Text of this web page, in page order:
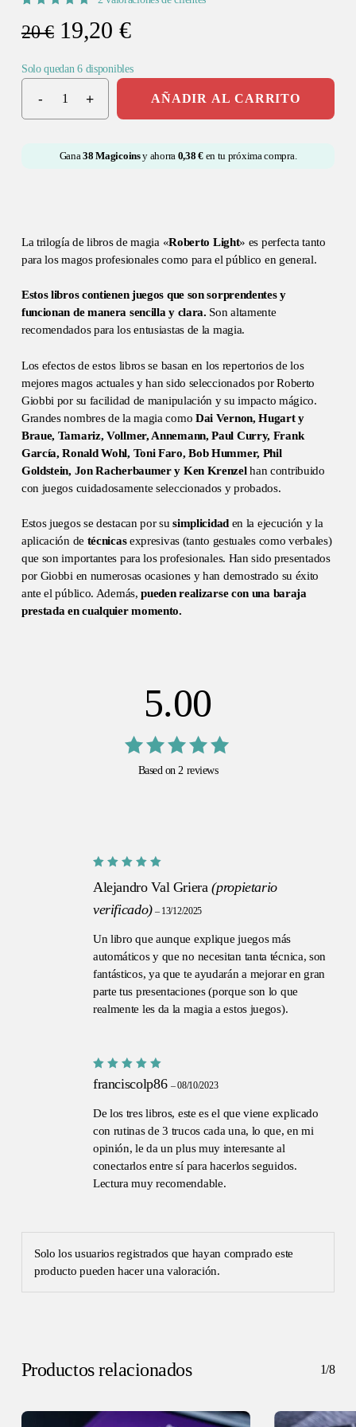
No hay productos en el carrito.
GO TO SHOP
con
5.00
de 5 en
de
clientes
20€ El
original
era:
20 €.
19,20 €El
actual
es:
19,20 €.
Solo quedan 6 disponibles
AÑADIR AL CARRITO
Gana38 Magicoinsy ahorra 0,38€en tu próxima compra.
La trilogía de libros de magia «Roberto Light» es perfecta tanto
para los magos profesionales como para el público en general.
Estos libros contienen juegos que son sorprendentes y
funcionan de manera sencilla y clara. Son altamente
recomendados para los entusiastas de la magia.
Los efectos de estos libros se basan en los repertorios de los
mejores magos actuales y han sido seleccionados por Roberto
Giobbi por su facilidad de manipulación y su impacto mágico.
Grandes nombres de la magia como Dai Vernon, Hugart y
Braue, Tamariz, Vollmer, Annemann, Paul Curry, Frank
García, Ronald Wohl, Toni Faro, Bob Hummer, Phil
Goldstein, Jon Racherbaumer y Ken Krenzelhan contribuido
con juegos cuidadosamente seleccionados y probados.
Estos juegos se destacan por susimplicidaden la ejecución y la
aplicación de técnicasexpresivas (tanto gestuales como verbales)
que son importantes para los profesionales. Han sido presentados
por Giobbi en numerosas ocasiones y han demostrado su éxito
ante el público. Además,pueden realizarse con una baraja
prestada en cualquier momento.
5.00
Valorado
Based on 2 reviews
con5de
Alejandro Val Griera(propietario
verificado) – 13/12/2025
Un libro que aunque explique juegos más
automáticos y que no necesitan tanta técnica, son
fantásticos, ya que te ayudarán a mejorar en gran
parte tus presentaciones (porque son lo que
realmente les da la magia a estos juegos).
Valorado
con5de
franciscolp86 –08/10/2023
De los tres libros, este es el que viene explicado
con rutinas de 3 trucos cada una, lo que, en mi
opinión, le da un plus muy interesante al
conectarlos entre sí para hacerlos seguidos.
Lectura muy recomendable.
Solo los usuarios registrados que hayan comprado este
producto pueden hacer una valoración.
Productos relacionados 1/8